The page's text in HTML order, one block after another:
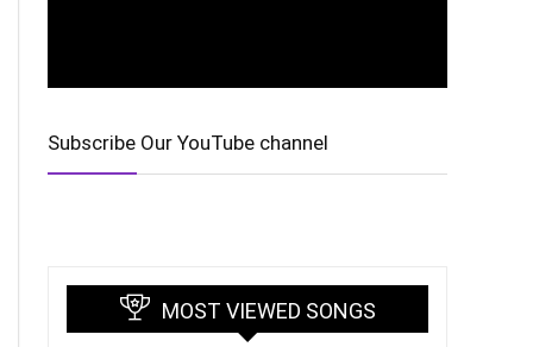
Subscribe Our YouTube channel
MOST VIEWED SONGS